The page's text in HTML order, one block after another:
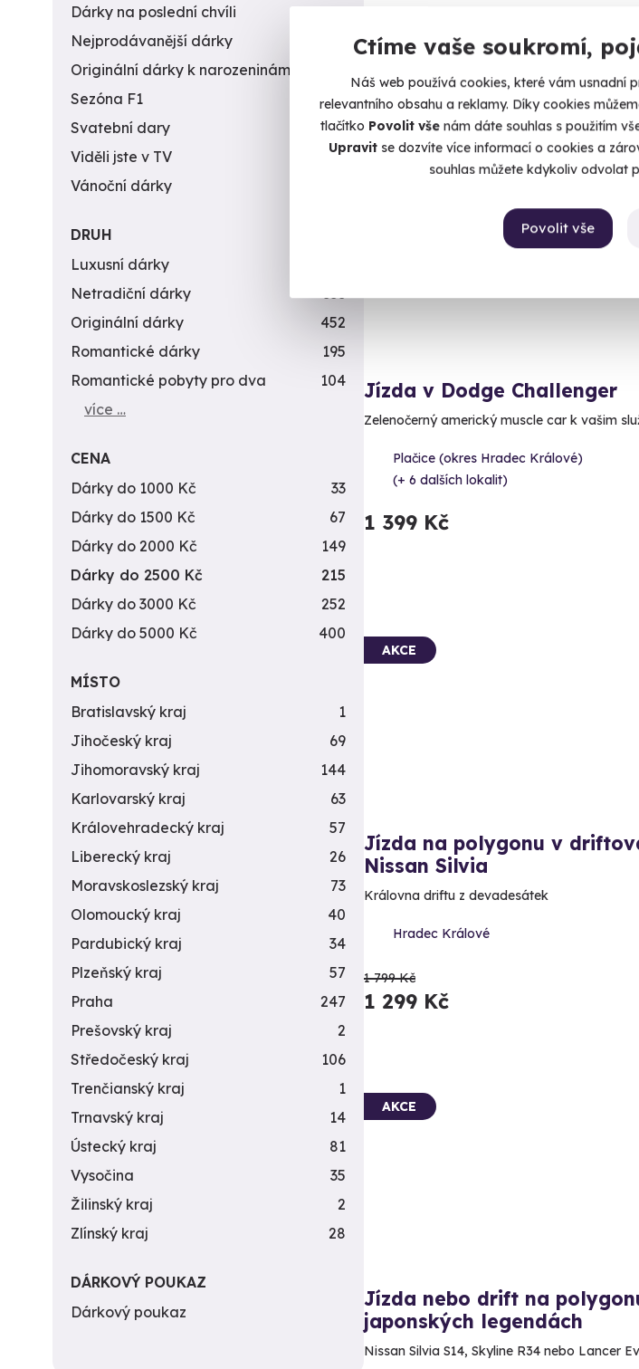
Ctíme vaše soukromí,
Náš web používá cookies, které vám usnadní
relevantního obsahu a reklamy. Díky cookies
tlačítko Povolit vše nám dáte souhlas s použitím
Upravitse dozvíte více informací o cookies a
souhlas můžete kdykoliv odvolat
Povolit vše
(+ 14 dalších lokalit)
1 590 Kč
Jízda v Dodge Challenger
Zelenočerný americký muscle car k vašim
Plačice (okres Hradec Králové)
(+ 6 dalších lokalit)
1 399 Kč
AKCE
Jízda na polygonu v
Nissan Silvia
Královna driftu z devadesátek
Hradec Králové
1 799 Kč
1 299 Kč
AKCE
Jízda nebo drift na
japonských legendách
Nissan Silvia S14, Skyline R34 nebo Lancer
Dárky na poslední chvíli
450
Nejprodávanější dárky
Originální dárky k narozeninám
Sezóna F1
4
Svatební dary
196
Viděli jste v TV
31
Vánoční dárky
DRUH
Luxusní dárky
Netradiční dárky
353
Originální dárky
452
Romantické dárky
195
Romantické pobyty pro dva
104
více …
CENA
Dárky do 1000 Kč
33
Dárky do 1500 Kč
67
Dárky do 2000 Kč
149
Dárky do 2500 Kč
215
Dárky do 3000 Kč
252
Dárky do 5000 Kč
400
MÍSTO
Bratislavský kraj
1
Jihočeský kraj
69
Jihomoravský kraj
144
Karlovarský kraj
63
Královehradecký kraj
57
Liberecký kraj
26
Moravskoslezský kraj
73
Olomoucký kraj
40
Pardubický kraj
34
Plzeňský kraj
57
Praha
247
Prešovský kraj
2
Středočeský kraj
106
Trenčianský kraj
1
Trnavský kraj
14
Ústecký kraj
81
Vysočina
35
Žilinský kraj
2
Zlínský kraj
28
DÁRKOVÝ POUKAZ
Dárkový poukaz